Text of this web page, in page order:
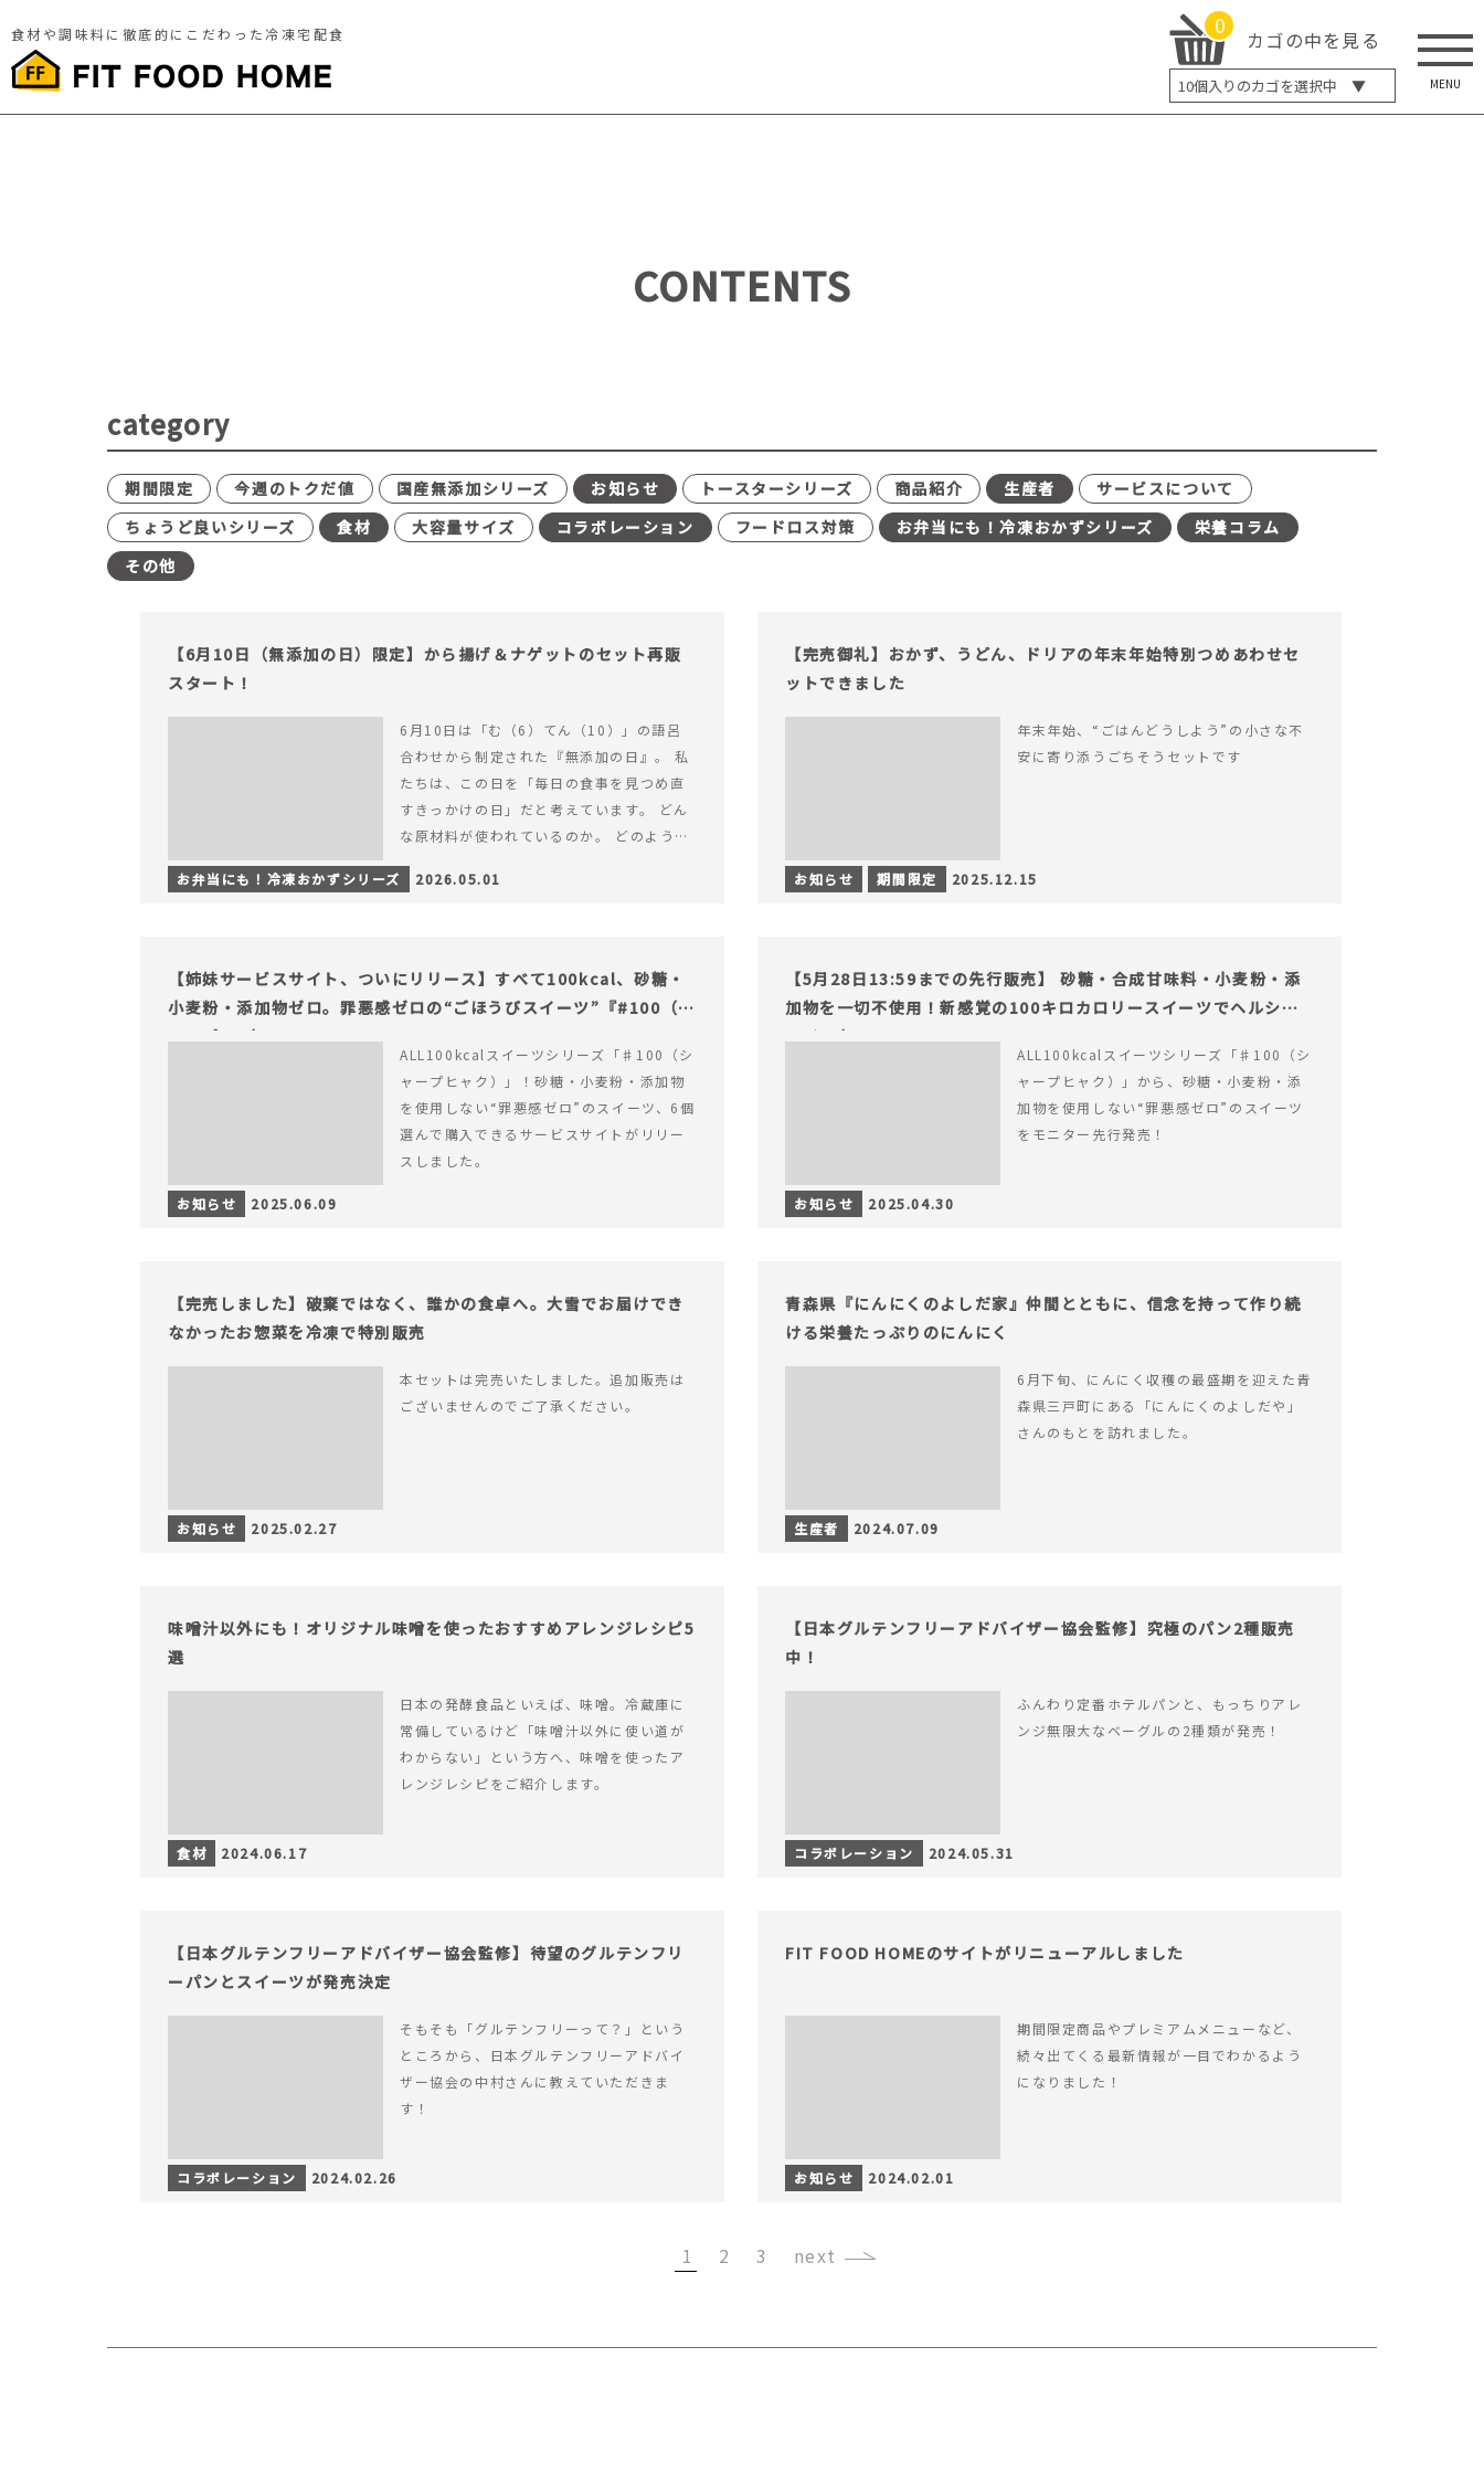
食材や調味料に徹底的にこだわった冷凍宅配食 0
カゴの中を見る
10個入りのカゴを選択中 ▼
5個入り
MENU
CONTENTS
category
期間限定 今週のトクだ値 国産無添加シリーズ お知らせ トースターシリーズ 商品紹介 生産者
サービスについて
ちょうど良いシリーズ
食材 大容量サイズ コラボレーション フードロス対策 お弁当にも！冷凍おかずシリーズ
栄養コラム
その他
【6月10日（無添加の日）限定】から揚げ＆ナゲットのセット再販
スタート！
6月10日は「む（6）てん（10）」の語呂
合わせから制定された『無添加の日』。 私
たちは、この日を「毎日の食事を見つめ直
すきっかけの日」だと考えています。 どん
な原材料が使われているのか。 どのように
つくられているのか。&hellip; 続きを読む
【6月10日（無添加の日）限定】から揚げ
お弁当にも！冷凍おかずシリーズ 2026.05.01
【完売御礼】おかず、うどん、ドリアの年末年始特別つめあわせセ
ットできました
年末年始、“ごはんどうしよう”の小さな不
安に寄り添うごちそうセットです
お知らせ 期間限定 2025.12.15
【姉妹サービスサイト、ついにリリース】すべて100kcal、砂糖・
小麦粉・添加物ゼロ。罪悪感ゼロの“ごほうびスイーツ”『#100（シ
ャープ100）』
ALL100kcalスイーツシリーズ「♯100（シ
ャープヒャク）」！砂糖・小麦粉・添加物
を使用しない“罪悪感ゼロ”のスイーツ、6個
選んで購入できるサービスサイトがリリー
スしました。
お知らせ 2025.06.09
【5月28日13:59までの先行販売】 砂糖・合成甘味料・小麦粉・添
加物を一切不使用！新感覚の100キロカロリースイーツでヘルシー
ライフを。
ALL100kcalスイーツシリーズ「♯100（シ
ャープヒャク）」から、砂糖・小麦粉・添
加物を使用しない“罪悪感ゼロ”のスイーツ
をモニター先行発売！
お知らせ 2025.04.30
【完売しました】破棄ではなく、誰かの食卓へ。大雪でお届けでき
なかったお惣菜を冷凍で特別販売
本セットは完売いたしました。追加販売は
ございませんのでご了承ください。
お知らせ 2025.02.27
青森県『にんにくのよしだ家』仲間とともに、信念を持って作り続
ける栄養たっぷりのにんにく
6月下旬、にんにく収穫の最盛期を迎えた青
森県三戸町にある「にんにくのよしだや」
さんのもとを訪れました。
生産者 2024.07.09
味噌汁以外にも！オリジナル味噌を使ったおすすめアレンジレシピ5
選
日本の発酵食品といえば、味噌。冷蔵庫に
常備しているけど「味噌汁以外に使い道が
わからない」という方へ、味噌を使ったア
レンジレシピをご紹介します。
食材 2024.06.17
【日本グルテンフリーアドバイザー協会監修】究極のパン2種販売
中！
ふんわり定番ホテルパンと、もっちりアレ
ンジ無限大なベーグルの2種類が発売！
コラボレーション 2024.05.31
【日本グルテンフリーアドバイザー協会監修】待望のグルテンフリ
ーパンとスイーツが発売決定
そもそも「グルテンフリーって？」という
ところから、日本グルテンフリーアドバイ
ザー協会の中村さんに教えていただきま
す！
コラボレーション 2024.02.26
FIT FOOD HOMEのサイトがリニューアルしました
期間限定商品やプレミアムメニューなど、
続々出てくる最新情報が一目でわかるよう
になりました！
お知らせ 2024.02.01
1 2 3 ›